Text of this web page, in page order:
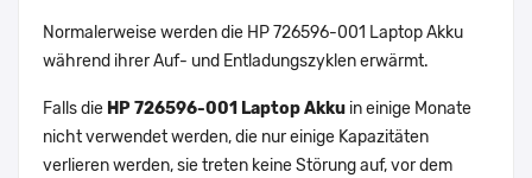
Normalerweise werden die HP 726596-001 Laptop Akku
während ihrer Auf- und Entladungszyklen erwärmt.
Falls die HP 726596-001 Laptop Akku in einige Monate
nicht verwendet werden, die nur einige Kapazitäten
verlieren werden, sie treten keine Störung auf, vor dem